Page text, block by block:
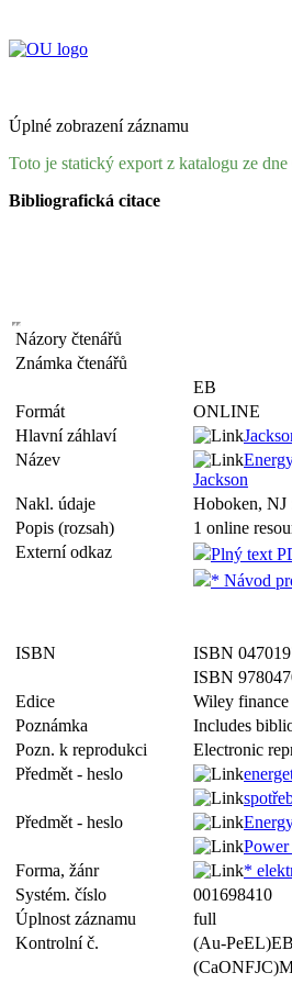
Úplné zobrazení záznamu
Toto je statický export z katalogu ze
Bibliografická citace
Názory čtenářů
Známka čtenářů
EB
Formát
ONLINE
Hlavní záhlaví
Název
Jackson
Nakl. údaje
Hoboken, NJ
Popis (rozsah)
1 online
Externí odkaz
Plný text
* Návod
ISBN
ISBN
ISBN
Edice
Wiley finance
Poznámka
Includes
Pozn. k reprodukci
Electronic
Předmět - heslo
Předmět - heslo
Power
Forma, žánr
*
Systém. číslo
001698410
Úplnost záznamu
full
Kontrolní č.
(Au-